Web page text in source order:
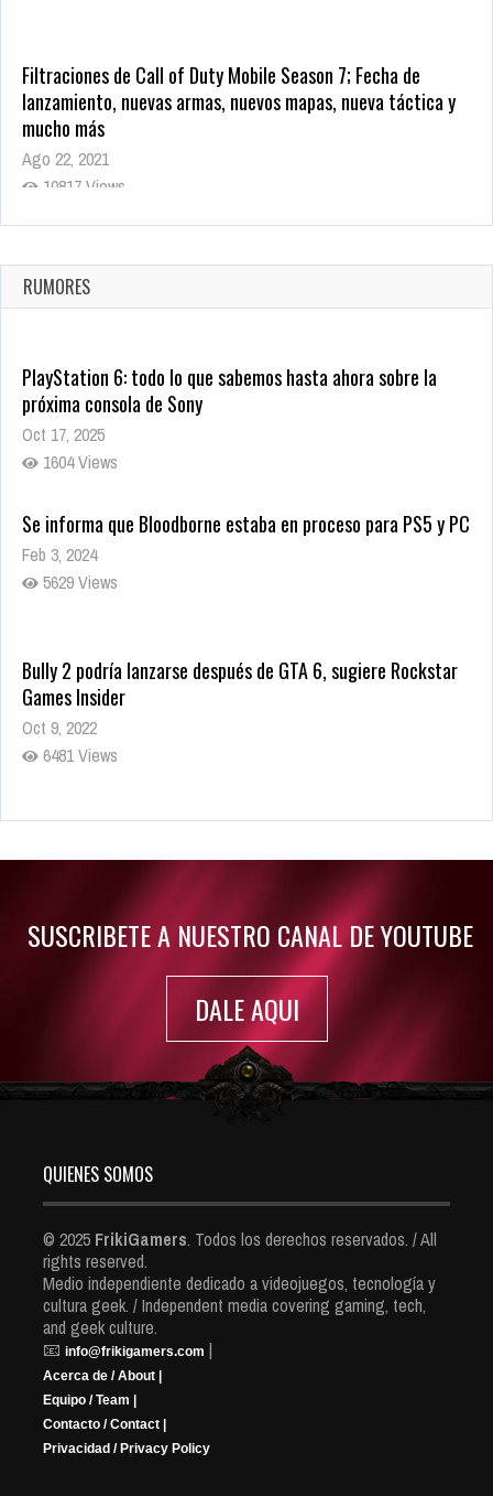
Filtraciones de Call of Duty Mobile Season 7; Fecha de
lanzamiento, nuevas armas, nuevos mapas, nueva táctica y
mucho más
Ago 22, 2021
10817 Views
La configuración de Call of Duty 2021 aparentemente ya fue
Ago 8, 2021
10003 Views
RUMORES
PlayStation 6: todo lo que sabemos hasta ahora sobre la
próxima consola de Sony
Oct 17, 2025
1604 Views
Se informa que Bloodborne estaba en proceso para PS5 y PC
Feb 3, 2024
5629 Views
Bully 2 podría lanzarse después de GTA 6, sugiere Rockstar
Games Insider
Oct 9, 2022
6481 Views
Rumor: Se filtran los primeros detalles de Resident Evil 9
SUSCRIBETE A NUESTRO CANAL DE YOUTUBE
DALE AQUI
QUIENES SOMOS
© 2025 FrikiGamers. Todos los derechos reservados. / All
rights reserved.
Medio independiente dedicado a videojuegos, tecnología y
cultura geek. / Independent media covering gaming, tech,
and geek culture.
📧 info@frikigamers.com |
Acerca de / About |
Equipo / Team |
Contacto / Contact |
Privacidad / Privacy Policy